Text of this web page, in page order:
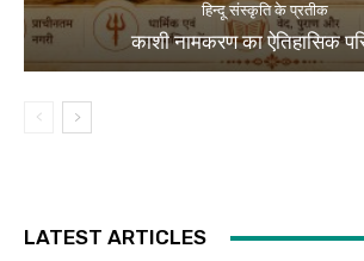
हिन्दू संस्कृति के प्रतीक
काशी नामकरण का ऐतिहासिक
LATEST ARTICLES